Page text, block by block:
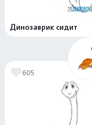
Динозаврик сидит
605